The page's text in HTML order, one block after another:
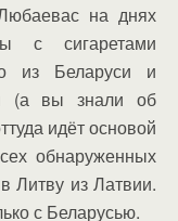
на днях
с сигаретами
из Беларуси и
(а вы знали об
идёт основой
обнаруженных
Литву из Латвии.
с Беларусью.